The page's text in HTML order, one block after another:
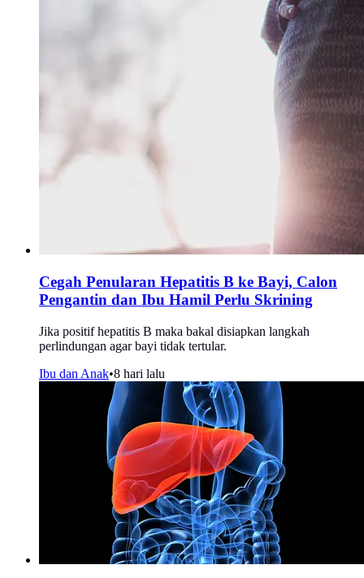
Cegah Penularan Hepatitis B ke Bayi, Calon
Pengantin dan Ibu Hamil Perlu Skrining
Jika positif hepatitis B maka bakal disiapkan langkah
perlindungan agar bayi tidak tertular.
Ibu dan Anak•8 hari lalu